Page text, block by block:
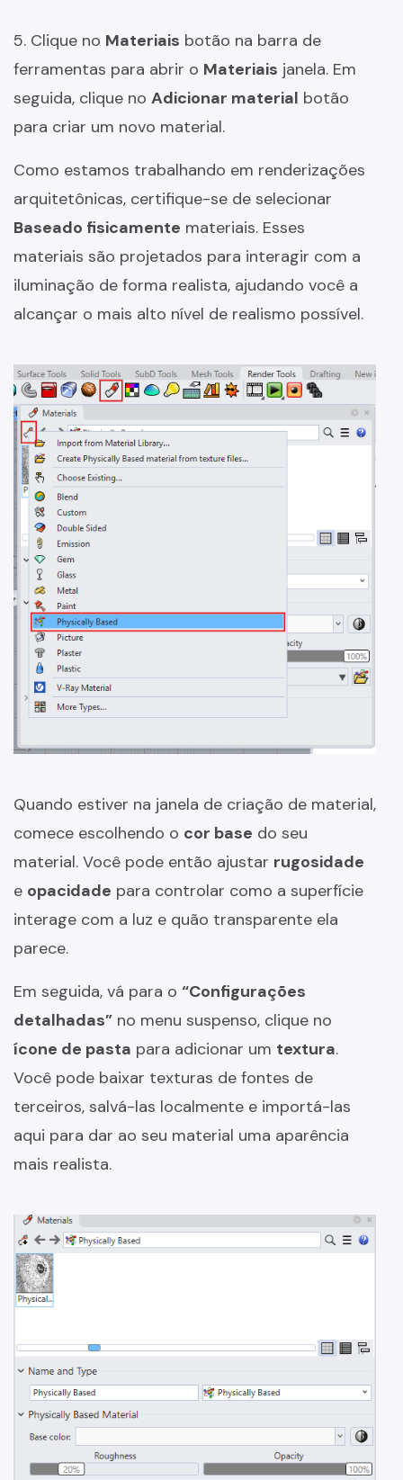
5. Clique no Materiais botão na barra de
ferramentas para abrir o Materiais janela. Em
seguida, clique no Adicionar material botão
para criar um novo material.
Como estamos trabalhando em renderizações
arquitetônicas, certifique-se de selecionar
Baseado fisicamente materiais. Esses
materiais são projetados para interagir com a
iluminação de forma realista, ajudando você a
alcançar o mais alto nível de realismo possível.
Quando estiver na janela de criação de material,
comece escolhendo o cor base do seu
material. Você pode então ajustar rugosidade
e opacidade para controlar como a superfície
interage com a luz e quão transparente ela
parece.
Em seguida, vá para o “Configurações
detalhadas” no menu suspenso, clique no
ícone de pasta para adicionar um textura.
Você pode baixar texturas de fontes de
terceiros, salvá-las localmente e importá-las
aqui para dar ao seu material uma aparência
mais realista.